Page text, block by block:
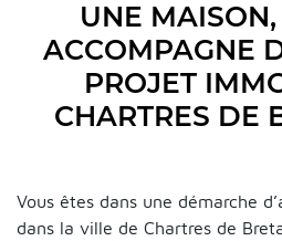
UNE
ACCOMPAGNE
PROJET
CHARTRES DE
Vous êtes dans une démarche
dans la ville de Chartres de